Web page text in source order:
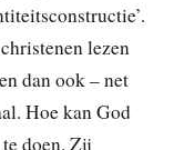
lezen
dan ook – net
Hoe kan God
doen. Zij